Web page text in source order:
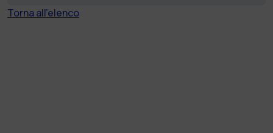
Torna all'elenco